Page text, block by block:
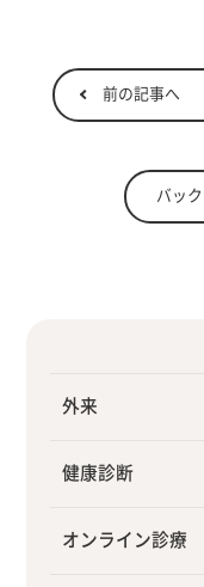
前の記事へ
バッ
外来
健康診断
オンライン診療